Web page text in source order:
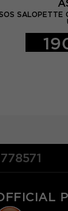
SALOPETTE